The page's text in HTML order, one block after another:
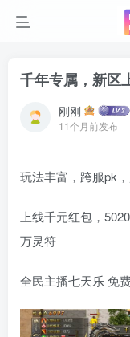
千年专属，新区
刚刚
11个月前发布
玩法丰富，跨服pk
上线千元红包，
万灵符
全民主播七天乐 免